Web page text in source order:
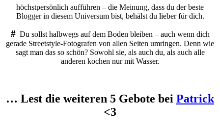
höchstpersönlich aufführen – die Meinung, dass du der beste
Blogger in diesem Universum bist, behälst du lieber für dich.
#Du sollst halbwegs auf dem Boden bleiben – auch wenn dich
gerade Streetstyle-Fotografen von allen Seiten umringen. Denn wie
sagt man das so schön? Sowohl sie, als auch du, als auch alle
anderen kochen nur mit Wasser.
… Lest die weiteren 5 Gebote bei Patrick
<3